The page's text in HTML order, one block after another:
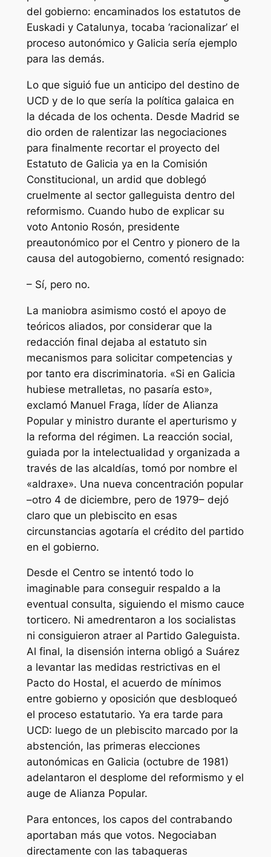
del gobierno: encaminados los estatutos de
Euskadi y Catalunya, tocaba ‘racionalizar’ el
proceso autonómico y Galicia sería ejemplo
para las demás.
Lo que siguió fue un anticipo del destino de
UCD y de lo que sería la política galaica en
la década de los ochenta. Desde Madrid se
dio orden de ralentizar las negociaciones
para finalmente recortar el proyecto del
Estatuto de Galicia ya en la Comisión
Constitucional, un ardid que doblegó
cruelmente al sector galleguista dentro del
reformismo. Cuando hubo de explicar su
voto Antonio Rosón, presidente
preautonómico por el Centro y pionero de la
causa del autogobierno, comentó resignado:
– Sí, pero no.
La maniobra asimismo costó el apoyo de
teóricos aliados, por considerar que la
redacción final dejaba al estatuto sin
mecanismos para solicitar competencias y
por tanto era discriminatoria. «Si en Galicia
hubiese metralletas, no pasaría esto»,
exclamó Manuel Fraga, líder de Alianza
Popular y ministro durante el aperturismo y
la reforma del régimen. La reacción social,
guiada por la intelectualidad y organizada a
través de las alcaldías, tomó por nombre el
«aldraxe». Una nueva concentración popular
–otro 4 de diciembre, pero de 1979– dejó
claro que un plebiscito en esas
circunstancias agotaría el crédito del partido
en el gobierno.
Desde el Centro se intentó todo lo
imaginable para conseguir respaldo a la
eventual consulta, siguiendo el mismo cauce
torticero. Ni amedrentaron a los socialistas
ni consiguieron atraer al Partido Galeguista.
Al final, la disensión interna obligó a Suárez
a levantar las medidas restrictivas en el
Pacto do Hostal, el acuerdo de mínimos
entre gobierno y oposición que desbloqueó
el proceso estatutario. Ya era tarde para
UCD: luego de un plebiscito marcado por la
abstención, las primeras elecciones
autonómicas en Galicia (octubre de 1981)
adelantaron el desplome del reformismo y el
auge de Alianza Popular.
Para entonces, los capos del contrabando
aportaban más que votos. Negociaban
directamente con las tabaqueras